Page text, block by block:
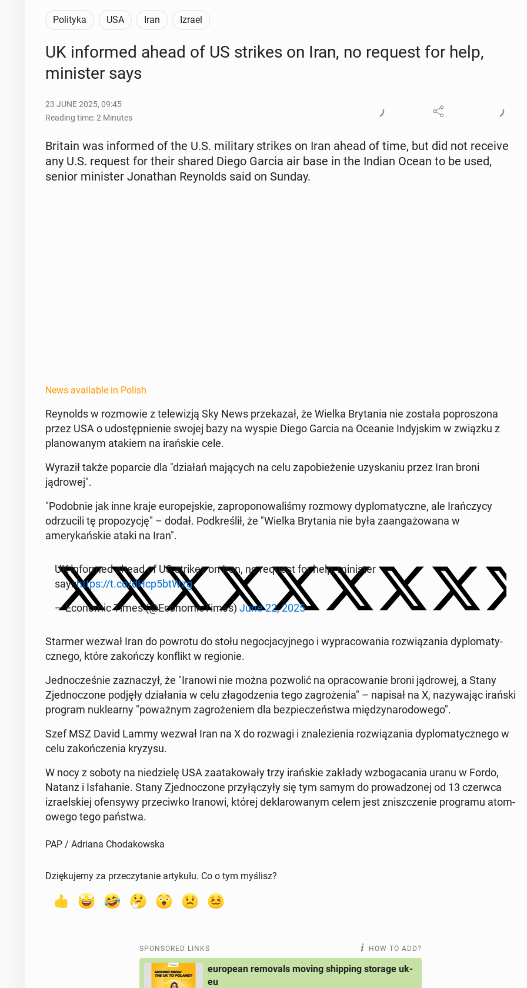
Polityka USA Iran Izrael
UK in­formed ahead of US strikes on Iran, no request for help,
min­is­ter says
23 JUNE 2025, 09:45
Reading time: 2 Minutes
Britain was in­formed of the U.S. mil­i­tary strikes on Iran ahead of time, but did not receive
any U.S. request for their shared Diego Garcia air base in the Indian Ocean to be used,
senior min­is­ter Jonathan Reynolds said on Sunday.
News available in Polish
Reynolds w roz­mowie z telewiz­ją Sky News przekazał, że Wielka Bry­ta­nia nie została popros­zona
przez USA o udostęp­nie­nie swojej bazy na wyspie Diego Garcia na Oceanie In­dyjskim w związku z
planowanym atakiem na irańskie cele.
Wyraził także popar­cie dla "działań ma­ją­cych na celu za­po­bieże­nie uzyska­niu przez Iran broni
jądrowej".
"Podob­nie jak inne kraje eu­rope­jskie, za­pro­ponowal­iśmy rozmowy dy­plo­maty­czne, ale Irańczy­cy
odrzu­cili tę propozy­cję" – dodał. Pod­kreślił, że "Wielka Bry­ta­nia nie była zaan­gażowana w
amerykańskie ataki na Iran".
UK in­formed ahead of US strikes on Iran, no request for help, min­is­ter
sayshttps://t.co/dHcp5btWzg
— Eco­nom­ic Times (@Eco­nom­ic­Times) June 22, 2025
Starmer wezwał Iran do powrotu do stołu ne­goc­ja­cyjnego i wypra­cow­a­nia rozwiąza­nia dy­plo­maty­
cznego, które za­kończy kon­flikt w re­gion­ie.
Jed­nocześnie za­z­naczył, że "Iranowi nie można poz­wolić na opra­cow­anie broni jądrowej, a Stany
Zjed­noc­zone podjęły dzi­ała­nia w celu złagodzenia tego za­groże­nia" – napisał na X, nazy­wa­jąc irański
program nuk­learny "poważnym za­groże­niem dla bez­pieczeńst­wa między­nar­o­dowego".
Szef MSZ David Lammy wezwał Iran na X do rozwagi i znalezienia rozwiąza­nia dy­plo­maty­cznego w
celu za­kończenia kryzysu.
W nocy z soboty na niedzielę USA za­atakowały trzy irańskie zakłady wzbo­ga­ca­nia uranu w Fordo,
Natanz i Is­fa­hanie. Stany Zjed­noc­zone przyłączyły się tym samym do prowad­zonej od 13 czerwca
izrael­skiej ofen­sy­wy prze­ci­wko Iranowi, której deklarowanym celem jest zniszcze­nie pro­gra­mu ato­m­
owego tego państwa.
PAP / Adriana Chodakowska
Dziękujemy za przeczytanie artykułu. Co o tym myślisz?
SPONSORED LINKS HOW TO ADD?
european removals moving shipping storage uk-
eu